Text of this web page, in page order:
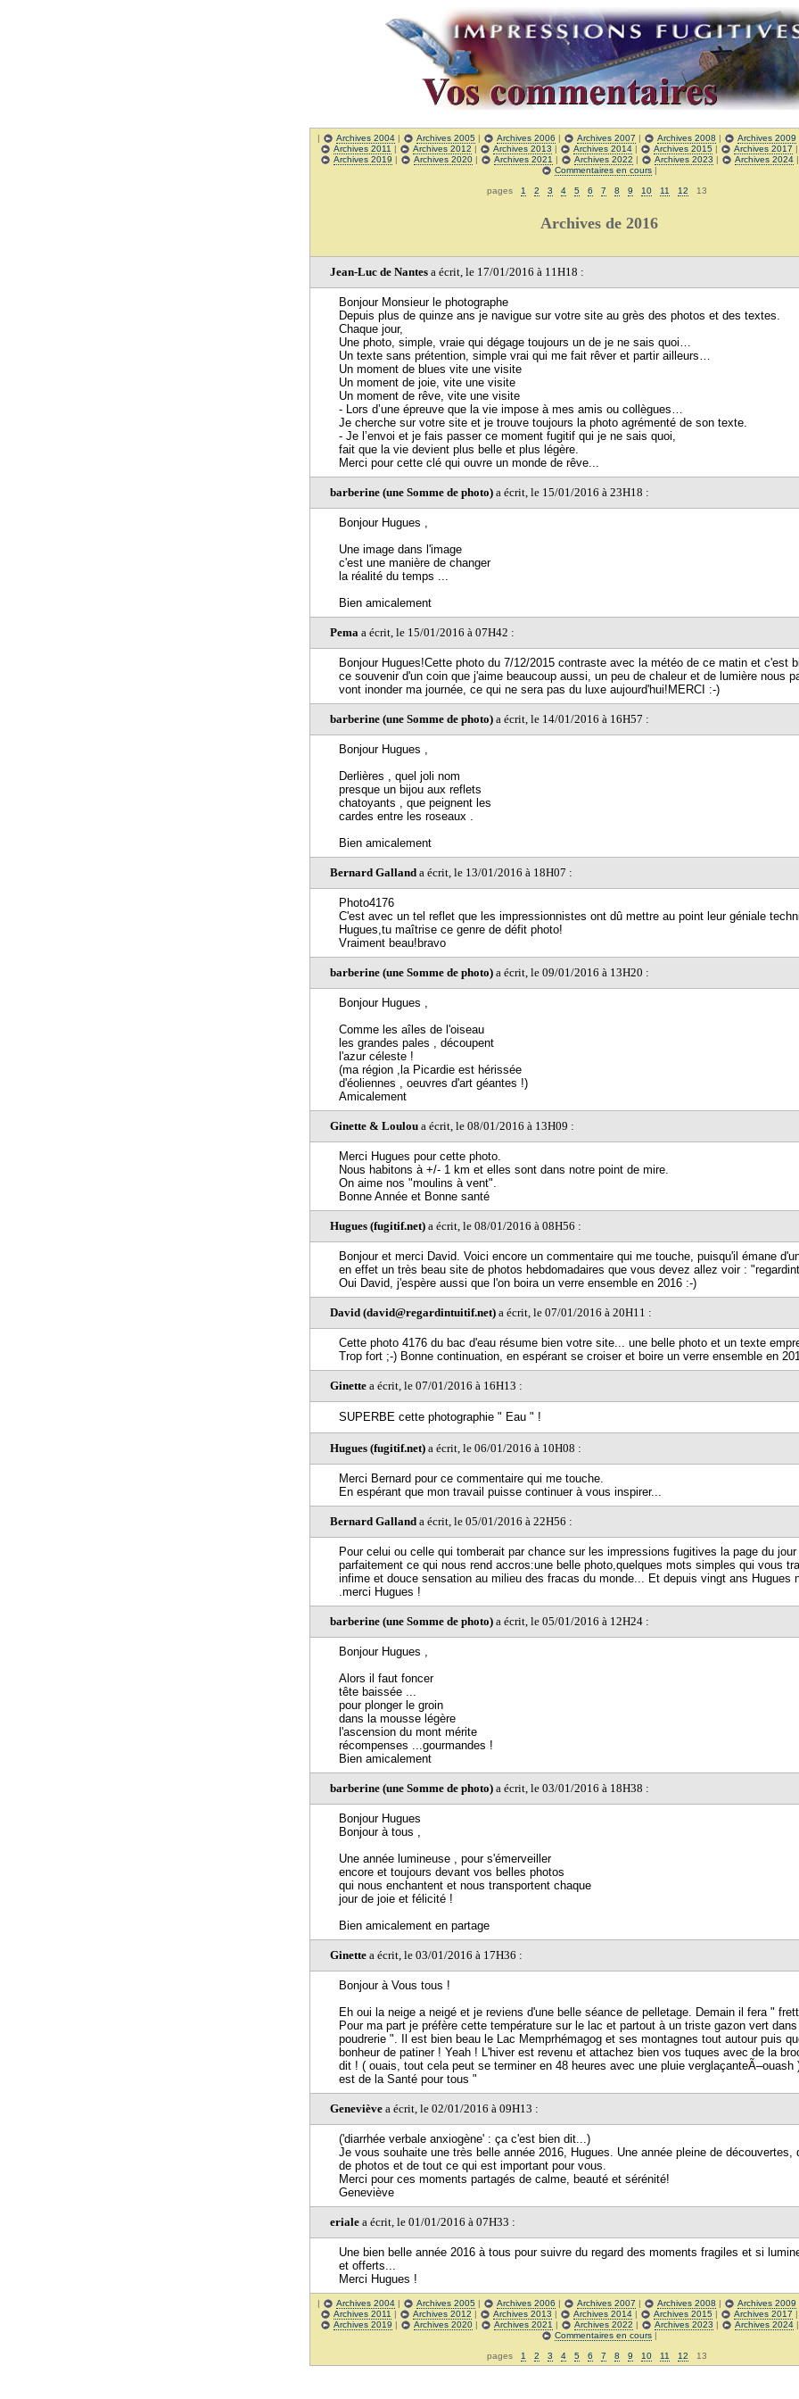
| Archives 2004| Archives 2005| Archives 2006 | Archives 2007 | Archives 2008 | Archives 2009
Archives 2011 | Archives 2012 | Archives 2013 | Archives 2014 | Archives 2015 | Archives 2017 |
Archives 2019 | Archives 2020| Archives 2021 | Archives 2022 | Archives 2023 | Archives 2024|
Commentaires en cours |
pages 1 2 3 4 5 6 7 8 9 10 11 12 13
Archives de 2016
Jean-Luc de Nantes a écrit, le 17/01/2016 à 11H18 :
Bonjour Monsieur le photographe
Depuis plus de quinze ans je navigue sur votre site au grès des photos et des textes.
Chaque jour,
Une photo, simple, vraie qui dégage toujours un de je ne sais quoi…
Un texte sans prétention, simple vrai qui me fait rêver et partir ailleurs…
Un moment de blues vite une visite
Un moment de joie, vite une visite
Un moment de rêve, vite une visite
- Lors d’une épreuve que la vie impose à mes amis ou collègues…
Je cherche sur votre site et je trouve toujours la photo agrémenté de son texte.
- Je l’envoi et je fais passer ce moment fugitif qui je ne sais quoi,
fait que la vie devient plus belle et plus légère.
Merci pour cette clé qui ouvre un monde de rêve...
barberine (une Somme de photo) a écrit, le 15/01/2016 à 23H18 :
Bonjour Hugues ,
Une image dans l'image
c'est une manière de changer
la réalité du temps ...
Bien amicalement
Pema a écrit, le 15/01/2016 à 07H42 :
Bonjour Hugues!Cette photo du 7/12/2015 contraste avec la météo de ce matin et c'est
ce souvenir d'un coin que j'aime beaucoup aussi, un peu de chaleur et de lumière nous
vont inonder ma journée, ce qui ne sera pas du luxe aujourd'hui!MERCI :-)
barberine (une Somme de photo) a écrit, le 14/01/2016 à 16H57 :
Bonjour Hugues ,
Derlières , quel joli nom
presque un bijou aux reflets
chatoyants , que peignent les
cardes entre les roseaux .
Bien amicalement
Bernard Galland a écrit, le 13/01/2016 à 18H07 :
Photo4176
C'est avec un tel reflet que les impressionnistes ont dû mettre au point leur géniale
Hugues,tu maîtrise ce genre de défit photo!
Vraiment beau!bravo
barberine (une Somme de photo) a écrit, le 09/01/2016 à 13H20 :
Bonjour Hugues ,
Comme les aîles de l'oiseau
les grandes pales , découpent
l'azur céleste !
(ma région ,la Picardie est hérissée
d'éoliennes , oeuvres d'art géantes !)
Amicalement
Ginette & Loulou a écrit, le 08/01/2016 à 13H09 :
Merci Hugues pour cette photo.
Nous habitons à +/- 1 km et elles sont dans notre point de mire.
On aime nos "moulins à vent".
Bonne Année et Bonne santé
Hugues (fugitif.net) a écrit, le 08/01/2016 à 08H56 :
Bonjour et merci David. Voici encore un commentaire qui me touche, puisqu'il émane
en effet un très beau site de photos hebdomadaires que vous devez allez voir :
Oui David, j'espère aussi que l'on boira un verre ensemble en 2016 :-)
David (david@regardintuitif.net) a écrit, le 07/01/2016 à 20H11 :
Cette photo 4176 du bac d'eau résume bien votre site... une belle photo et un texte
Trop fort ;-) Bonne continuation, en espérant se croiser et boire un verre ensemble en
Ginette a écrit, le 07/01/2016 à 16H13 :
SUPERBE cette photographie " Eau " !
Hugues (fugitif.net) a écrit, le 06/01/2016 à 10H08 :
Merci Bernard pour ce commentaire qui me touche.
En espérant que mon travail puisse continuer à vous inspirer...
Bernard Galland a écrit, le 05/01/2016 à 22H56 :
Pour celui ou celle qui tomberait par chance sur les impressions fugitives la page du
parfaitement ce qui nous rend accros:une belle photo,quelques mots simples qui vous
infime et douce sensation au milieu des fracas du monde... Et depuis vingt ans Hugues
.merci Hugues !
barberine (une Somme de photo) a écrit, le 05/01/2016 à 12H24 :
Bonjour Hugues ,
Alors il faut foncer
tête baissée ...
pour plonger le groin
dans la mousse légère
l'ascension du mont mérite
récompenses ...gourmandes !
Bien amicalement
barberine (une Somme de photo) a écrit, le 03/01/2016 à 18H38 :
Bonjour Hugues
Bonjour à tous ,
Une année lumineuse , pour s'émerveiller
encore et toujours devant vos belles photos
qui nous enchantent et nous transportent chaque
jour de joie et félicité !
Bien amicalement en partage
Ginette a écrit, le 03/01/2016 à 17H36 :
Bonjour à Vous tous !
Eh oui la neige a neigé et je reviens d'une belle séance de pelletage. Demain il fera "
Pour ma part je préfère cette température sur le lac et partout à un triste gazon vert
poudrerie ". Il est bien beau le Lac Memprhémagog et ses montagnes tout autour puis
bonheur de patiner ! Yeah ! L'hiver est revenu et attachez bien vos tuques avec de la
dit ! ( ouais, tout cela peut se terminer en 48 heures avec une pluie verglaçanteÃ–ouash
est de la Santé pour tous "
Geneviève a écrit, le 02/01/2016 à 09H13 :
('diarrhée verbale anxiogène' : ça c'est bien dit...)
Je vous souhaite une très belle année 2016, Hugues. Une année pleine de découvertes,
de photos et de tout ce qui est important pour vous.
Merci pour ces moments partagés de calme, beauté et sérénité!
Geneviève
eriale a écrit, le 01/01/2016 à 07H33 :
Une bien belle année 2016 à tous pour suivre du regard des moments fragiles et si
et offerts...
Merci Hugues !
| Archives 2004| Archives 2005| Archives 2006 | Archives 2007 | Archives 2008 | Archives 2009
Archives 2011 | Archives 2012 | Archives 2013 | Archives 2014 | Archives 2015 | Archives 2017 |
Archives 2019 | Archives 2020| Archives 2021 | Archives 2022 | Archives 2023 | Archives 2024|
Commentaires en cours |
pages 1 2 3 4 5 6 7 8 9 10 11 12 13